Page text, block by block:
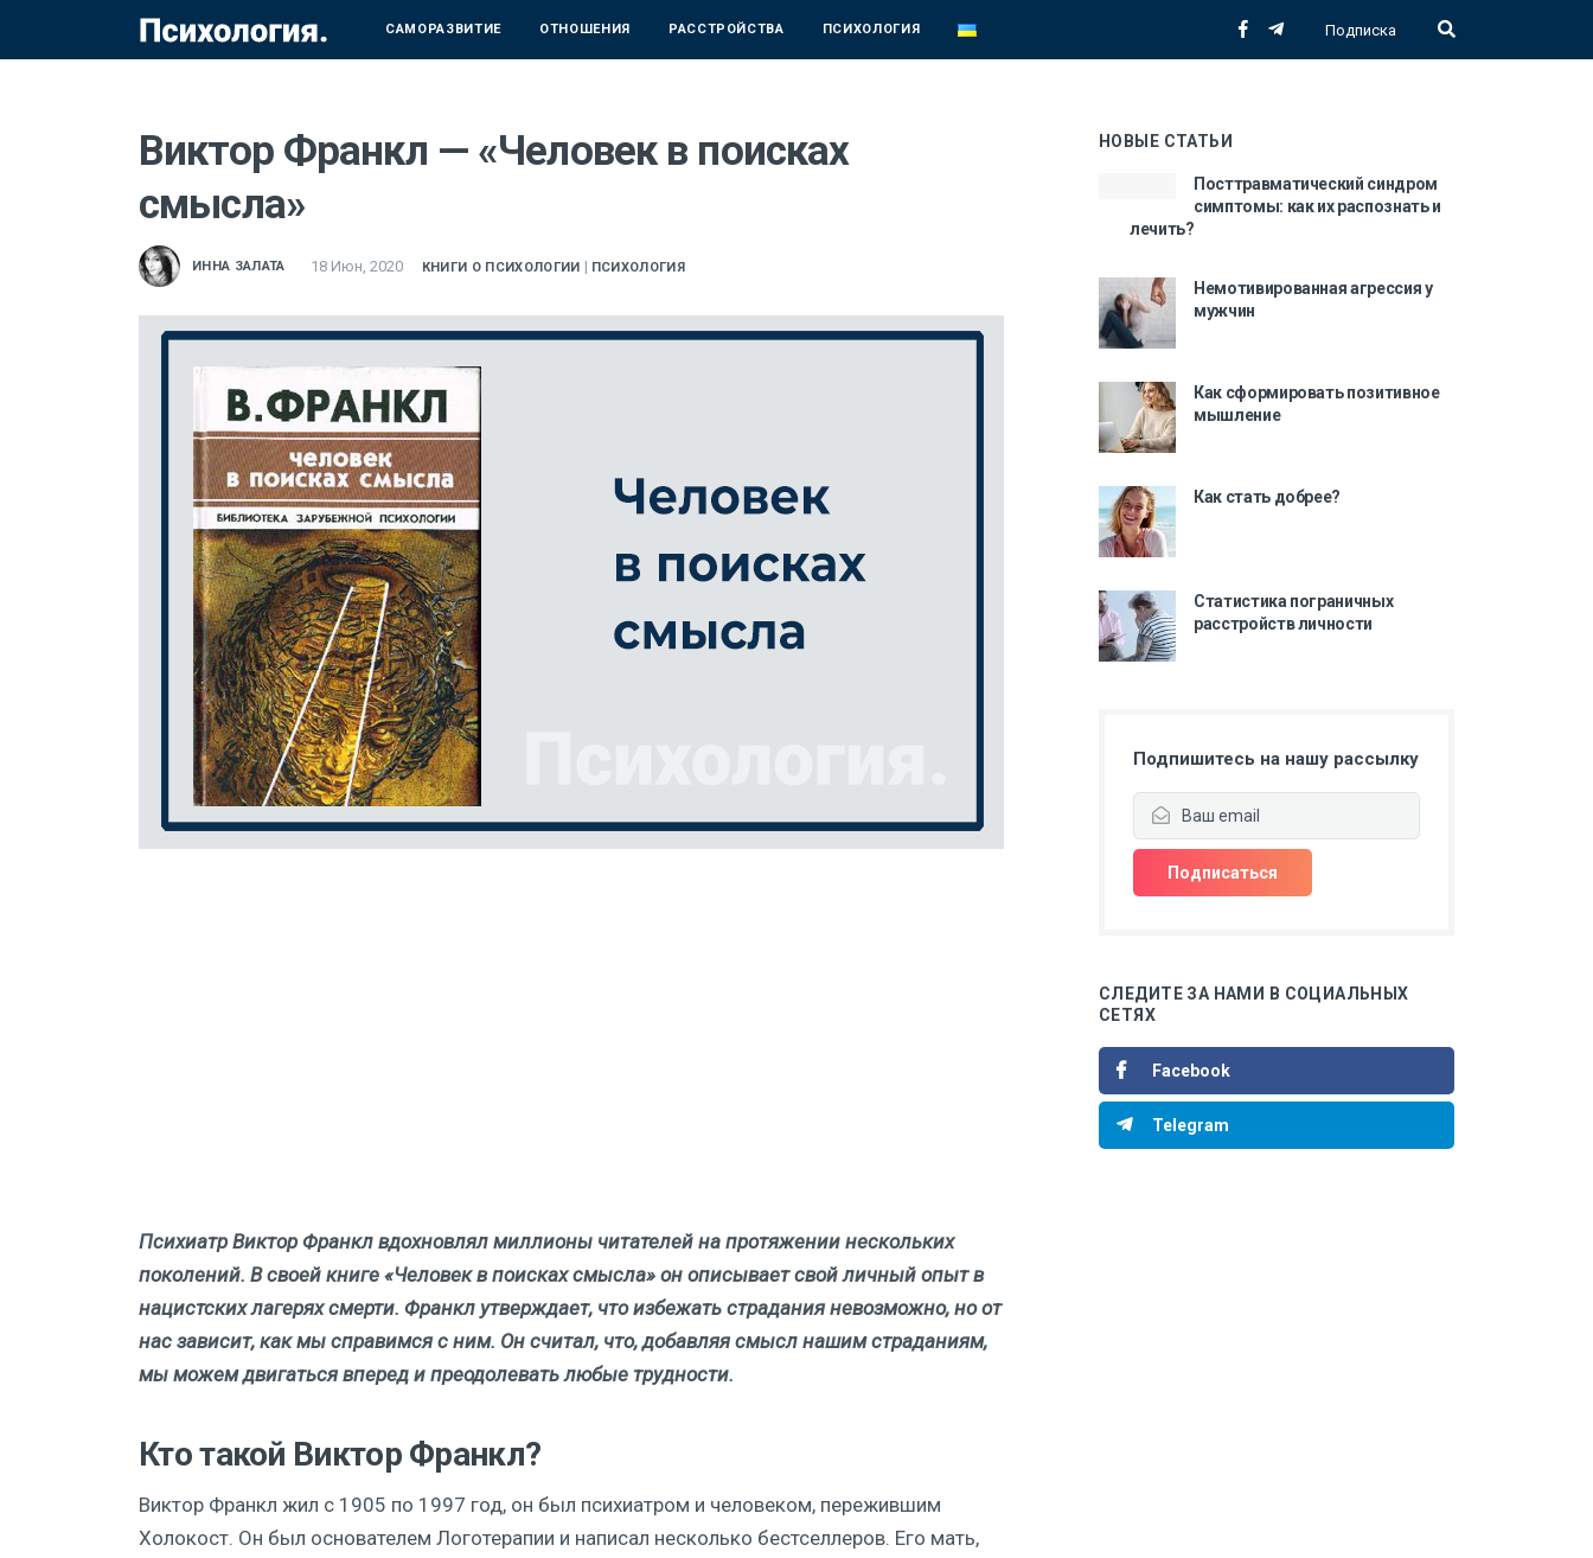
САМОРАЗВИТИЕ ОТНОШЕНИЯ РАССТРОЙСТВА ПСИХОЛОГИЯ Подписка
Виктор Франкл — «Человек в поисках
смысла»
ИННА ЗАЛАТА 18 Июн, 2020 КНИГИ О ПСИХОЛОГИИ | ПСИХОЛОГИЯ
Психиатр Виктор Франкл вдохновлял миллионы читателей на протяжении нескольких
поколений. В своей книге «Человек в поисках смысла» он описывает свой личный опыт в
нацистских лагерях смерти. Франкл утверждает, что избежать страдания невозможно, но от
нас зависит, как мы справимся с ним. Он считал, что, добавляя смысл нашим страданиям,
мы можем двигаться вперед и преодолевать любые трудности.
Кто такой Виктор Франкл?
Виктор Франкл жил с 1905 по 1997 год, он был психиатром и человеком, пережившим
Холокост. Он был основателем Логотерапии и написал несколько бестселлеров. Его мать,
НОВЫЕ СТАТЬИ
Посттравматический синдром
симптомы: как их распознать и
лечить?
Немотивированная агрессия у
мужчин
Как сформировать позитивное
мышление
Как стать добрее?
Статистика пограничных
расстройств личности
Подпишитесь на нашу рассылку
СЛЕДИТЕ ЗА НАМИ В СОЦИАЛЬНЫХ
СЕТЯХ
Facebook
Telegram